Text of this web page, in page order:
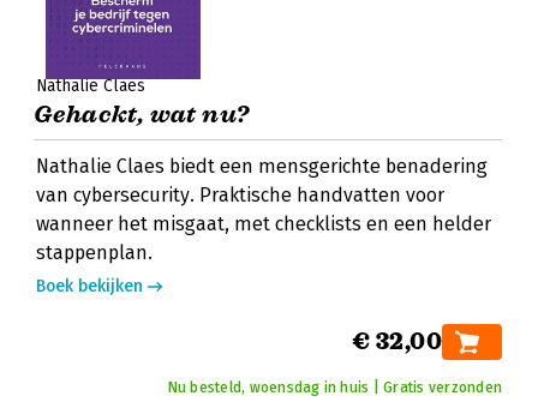
Nathalie Claes
Gehackt, wat nu?
Nathalie Claes biedt een mensgerichte benadering
van cybersecurity. Praktische handvatten voor
wanneer het misgaat, met checklists en een helder
stappenplan.
Boek bekijken
€ 32,00
Nu besteld, woensdag in huis | Gratis verzonden